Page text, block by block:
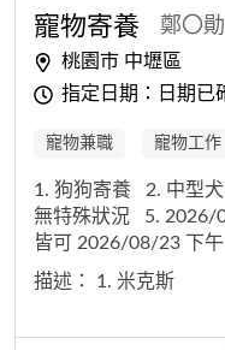
寵物寄養 鄭〇勛
桃園市 中壢區
指定日期：日期已
寵物兼職 寵物工作
1. 狗狗寄養 2. 中型
無特殊狀況
5. 2026/
皆可 2026/08/23 下午
描述： 1. 米克斯